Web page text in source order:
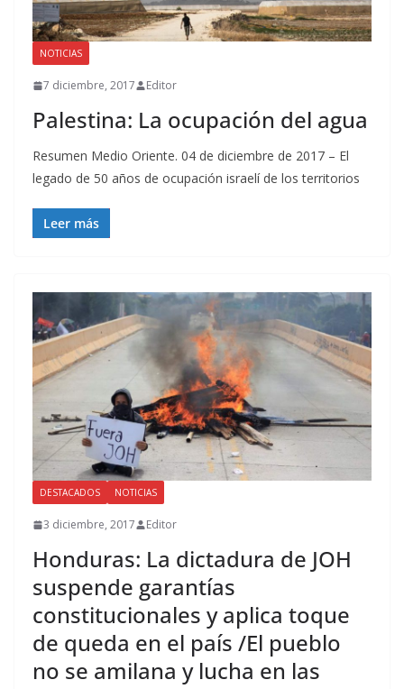
NOTICIAS
7 diciembre, 2017 Editor
Palestina: La ocupación del agua
Resumen Medio Oriente. 04 de diciembre de 2017 – El
legado de 50 años de ocupación israelí de los territorios
Leer más
DESTACADOS NOTICIAS
3 diciembre, 2017 Editor
Honduras: La dictadura de JOH
suspende garantías
constitucionales y aplica toque
de queda en el país /El pueblo
no se amilana y lucha en las